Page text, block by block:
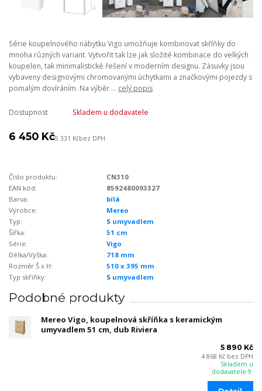
Série koupelnového nábytku Vigo umožňuje kombinovat skříňky do
mnoha různých variant. Vytvořit tak lze jak složité kombinace do velkých
koupelen, tak minimalistické řešení v moderním designu. Zásuvky jsou
vybaveny designovými chromovanými úchytkami a značkovými pojezdy s
pomalým dovíráním. Na výběr ... celý popis
Dostupnost Skladem u dodavatele
6 450 Kč5 331 Kčbez DPH
Číslo produktu:
CN310
EAN kód:
8592480093327
Barva:
bílá
Výrobce:
Mereo
Typ:
S umyvadlem
Šířka:
51 cm
Série:
Vigo
Délka/Výška:
718 mm
Rozměr Š x H:
510 x 395 mm
Typ skříňky:
S umyvadlem
Podobné produkty
Mereo Vigo, koupelnová skříňka s keramickým
umyvadlem 51 cm, dub Riviera
5 890 Kč
4 868 Kč bez DPH
Skladem u
dodavatele 9